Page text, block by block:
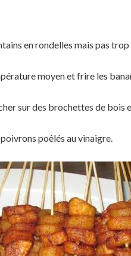
en rondelles mais pas
moyen et frire les
sur des brochettes de bois
poêlés au vinaigre.